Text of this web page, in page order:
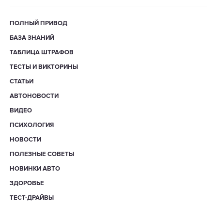
ПОЛНЫЙ ПРИВОД
БАЗА ЗНАНИЙ
ТАБЛИЦА ШТРАФОВ
ТЕСТЫ И ВИКТОРИНЫ
СТАТЬИ
АВТОНОВОСТИ
ВИДЕО
ПСИХОЛОГИЯ
НОВОСТИ
ПОЛЕЗНЫЕ СОВЕТЫ
НОВИНКИ АВТО
ЗДОРОВЬЕ
ТЕСТ-ДРАЙВЫ